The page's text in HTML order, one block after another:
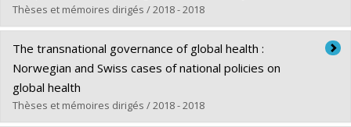
Diplôme obtenu :M. Sc.
Lien vers le document dans Papyrus
Thèses et mémoires dirigés / 2018 - 2018
Diplômé(e) :Caron, Jean-Bruno
Cycle :Maîtrise
Diplôme obtenu :
Lien vers le document dans Papyrus
The transnational governance of global health :
Norwegian and Swiss cases of national policies on
global health
Thèses et mémoires dirigés / 2018 - 2018